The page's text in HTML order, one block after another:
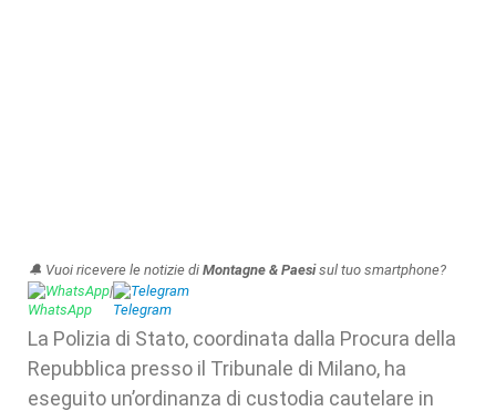
🔔 Vuoi ricevere le notizie di Montagne & Paesisul tuo smartphone?
WhatsApp| Telegram
La Polizia di Stato, coordinata dalla Procura della
Repubblica presso il Tribunale di Milano, ha
eseguito un’ordinanza di custodia cautelare in